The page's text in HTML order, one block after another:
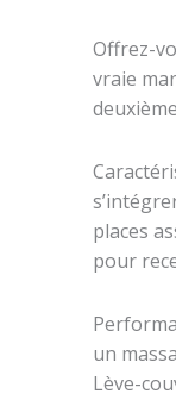
Offrez-
vraie
places
pour
un
Lève-